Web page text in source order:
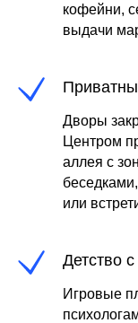
кофейни,
выдачи
Дворы
Центром
аллея с
или
Детство
Игровые